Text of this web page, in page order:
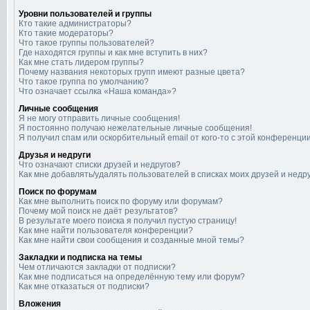
Уровни пользователей и группы
Кто такие администраторы?
Кто такие модераторы?
Что такое группы пользователей?
Где находятся группы и как мне вступить в них?
Как мне стать лидером группы?
Почему названия некоторых групп имеют разные цвета?
Что такое группа по умолчанию?
Что означает ссылка «Наша команда»?
Личные сообщения
Я не могу отправить личные сообщения!
Я постоянно получаю нежелательные личные сообщения!
Я получил спам или оскорбительный email от кого-то с этой
Друзья и недруги
Что означают списки друзей и недругов?
Как мне добавлять/удалять пользователей в списках моих друзей и
Поиск по форумам
Как мне выполнить поиск по форуму или форумам?
Почему мой поиск не даёт результатов?
В результате моего поиска я получил пустую страницу!
Как мне найти пользователя конференции?
Как мне найти свои сообщения и созданные мной темы?
Закладки и подписка на темы
Чем отличаются закладки от подписки?
Как мне подписаться на определённую тему или форум?
Как мне отказаться от подписки?
Вложения